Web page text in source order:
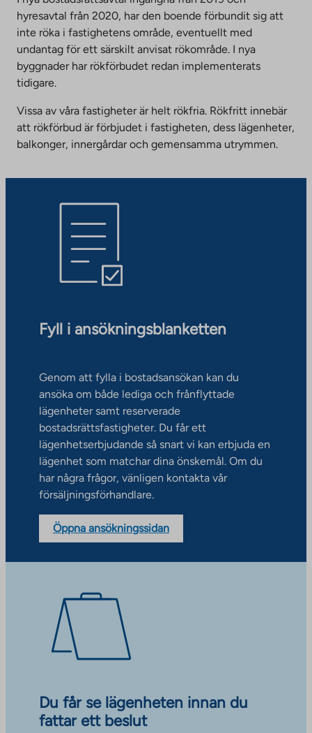
hyresavtal från 2020, har den boende förbundit sig att
inte röka i fastighetens område, eventuellt med
undantag för ett särskilt anvisat rökområde. I nya
byggnader har rökförbudet redan implementerats
tidigare.
Vissa av våra fastigheter är helt rökfria. Rökfritt innebär
att rökförbud är förbjudet i fastigheten, dess lägenheter,
balkonger, innergårdar och gemensamma utrymmen.
Fyll i ansökningsblanketten
Genom att fylla i bostadsansökan kan du
ansöka om både lediga och frånflyttade
lägenheter samt reserverade
bostadsrättsfastigheter. Du får ett
lägenhetserbjudande så snart vi kan erbjuda en
lägenhet som matchar dina önskemål. Om du
har några frågor, vänligen kontakta vår
försäljningsförhandlare.
Öppna ansökningssidan
Du får se lägenheten innan du
fattar ett beslut